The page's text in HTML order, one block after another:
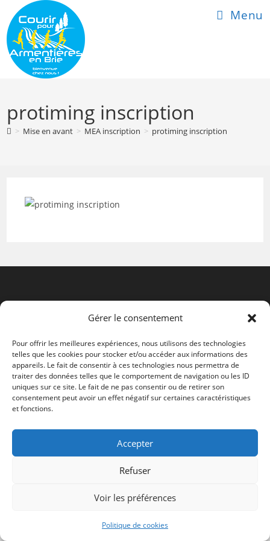
Gérer le consentement
Pour offrir les meilleures expériences, nous utilisons des technologies
telles que les cookies pour stocker et/ou accéder aux informations des
appareils. Le fait de consentir à ces technologies nous permettra de
traiter des données telles que le comportement de navigation ou les ID
uniques sur ce site. Le fait de ne pas consentir ou de retirer son
consentement peut avoir un effet négatif sur certaines caractéristiques
et fonctions.
Accepter
Refuser
Voir les préférences
Politique de cookies
content
Menu
protiming inscription
> Mise en avant > MEA inscription > protiming inscription